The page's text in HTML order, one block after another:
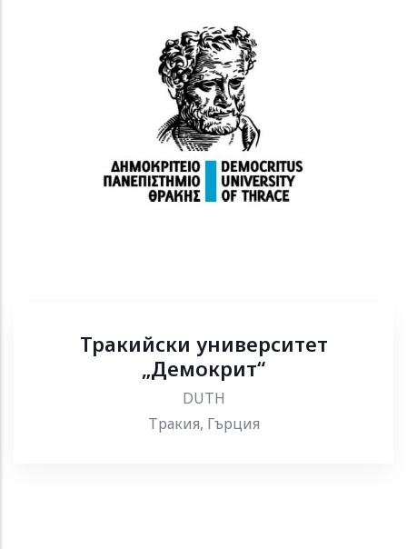
Тракийски университет
„Демокрит“
DUTH
Тракия, Гърция